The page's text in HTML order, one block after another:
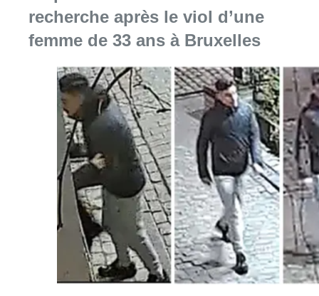
recherche après le viol d’une
femme de 33 ans à Bruxelles